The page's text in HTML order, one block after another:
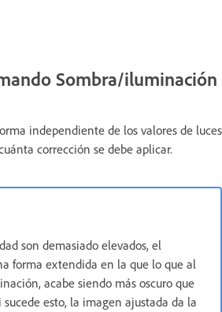
Sombra/iluminación
independiente de los valores de luces
corrección se debe aplicar.
son demasiado elevados, el
forma extendida en la que lo que al
acabe siendo más oscuro que
sucede esto, la imagen ajustada da la